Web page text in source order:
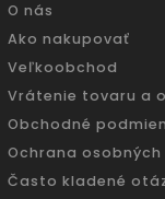
O nás
Ako nakupovať
Veľkoobchod
Vrátenie tovaru a
Obchodné
Ochrana
Často kladené